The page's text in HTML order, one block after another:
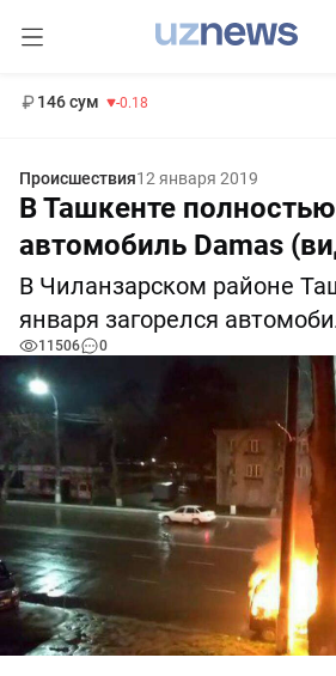
146 сум -0.18
Происшествия12 января 2019
В Ташкенте
автомобиль Damas
В Чиланзарском районе
января загорелся
11506 0